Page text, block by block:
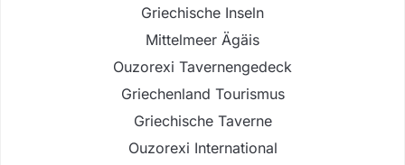
Griechische Inseln
Mittelmeer Ägäis
Ouzorexi Tavernengedeck
Griechenland Tourismus
Griechische Taverne
Ouzorexi International